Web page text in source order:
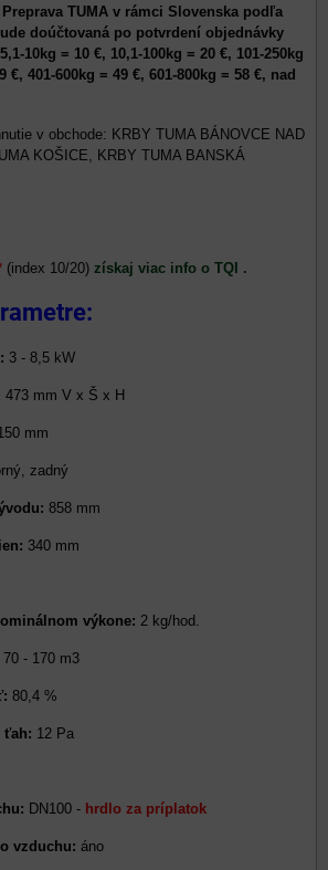
Preprava TUMA v rámci Slovenska podľa
doúčtovaná po potvrdení objednávky
10kg = 10 €, 10,1-100kg = 20 €, 101-250kg
€, 401-600kg = 49 €, 601-800kg = 58 €, nad
KRBY TUMA BÁNOVCE NAD
KOŠICE, KRBY TUMA BANSKÁ
(index 10/20) získaj viac info o TQI .
3 - 8,5 kW
473 mm V x Š x H
mm
zadný
858 mm
340 mm
výkone: 2 kg/hod.
70 - 170 m3
80,4 %
ťah: 12 Pa
DN100 - hrdlo za príplatok
vzduchu: áno